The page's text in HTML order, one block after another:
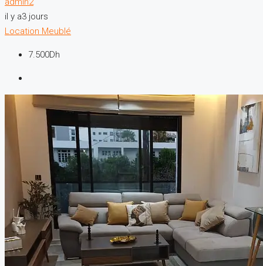
il y a3 jours
Location Meublé
7.500Dh